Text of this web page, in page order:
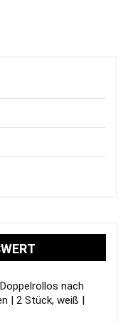
nach
| 2 Stück, weiß |